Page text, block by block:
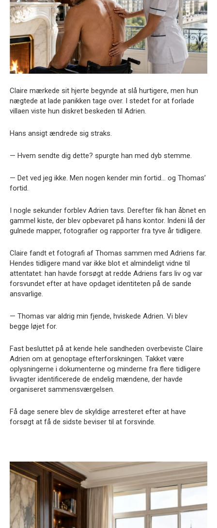
Claire mærkede sit hjerte begynde at slå hurtigere, men hun
nægtede at lade panikken tage over. I stedet for at forlade
villaen viste hun diskret beskeden til Adrien.
Hans ansigt ændrede sig straks.
— Hvem sendte dig dette? spurgte han med dyb stemme.
— Det ved jeg ikke. Men nogen kender min fortid… og Thomas’
fortid.
I nogle sekunder forblev Adrien tavs. Derefter fik han åbnet en
gammel kiste, der blev opbevaret på hans kontor. Indeni lå der
gulnede mapper, fotografier og rapporter fra tyve år tidligere.
Claire fandt et fotografi af Thomas sammen med Adriens far.
Hendes tidligere mand var ikke blot et almindeligt vidne til
attentatet: han havde forsøgt at redde Adriens fars liv og var
forsvundet efter at have opdaget identiteten på de sande
ansvarlige.
— Thomas var aldrig min fjende, hviskede Adrien. Vi blev
begge løjet for.
Fast besluttet på at kende hele sandheden overbeviste Claire
Adrien om at genoptage efterforskningen. Takket være
oplysningerne i dokumenterne og minderne fra flere tidligere
livvagter identificerede de endelig mændene, der havde
organiseret sammensværgelsen.
Få dage senere blev de skyldige arresteret efter at have
forsøgt at få de sidste beviser til at forsvinde.